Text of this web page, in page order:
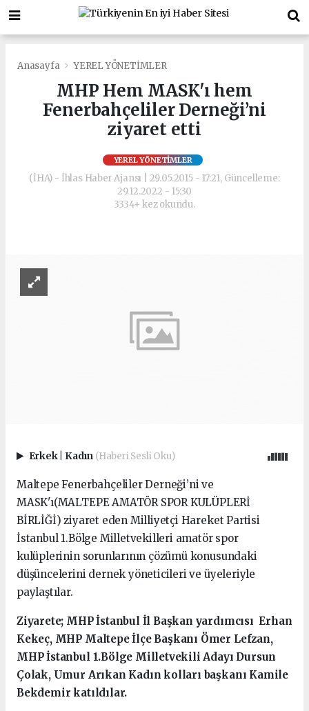
Anasayfa YEREL YÖNETİMLER
MHP Hem MASK'ı hem
Fenerbahçeliler Derneği’ni
ziyaret etti
YEREL YÖNETİMLER
(İHA) - İhlas Haber Ajansı | 29.05.2015 - 17:21, Güncelleme:
29.12.2022 - 15:30
3334+ kez okundu.
Erkek Kadın (Haberi Sesli Oku)
Maltepe Fenerbahçeliler Derneği’ni ve
MASK'ı(MALTEPE AMATÖR SPOR KULÜPLERİ
BİRLİĞİ) ziyaret eden Milliyetçi Hareket Partisi
İstanbul 1.Bölge Milletvekilleri amatör spor
kulüplerinin sorunlarının çözümü konusundaki
düşüncelerini dernek yöneticileri ve üyeleriyle
paylaştılar.
Ziyarete; MHP İstanbul İl Başkan yardımcısı Erhan
Kekeç, MHP Maltepe İlçe Başkanı Ömer Lefzan,
MHP İstanbul 1.Bölge Milletvekili Adayı Dursun
Çolak, Umur Arıkan Kadın kolları başkanı Kamile
Bekdemir katıldılar.